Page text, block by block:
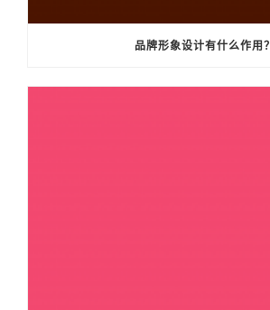
品牌形象设计有什么作用？